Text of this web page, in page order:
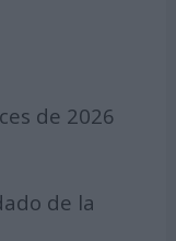
de 2026
de la